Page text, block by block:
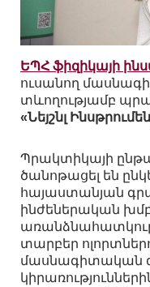
ԵՊՀ ֆիզիկայի
ուսանող
տևողությամբ
«Նեյշնլ
Պրակտիկայի
ծանոթացել են
հայաստանյան
ինժեներական
տարբեր
մասնագիտական